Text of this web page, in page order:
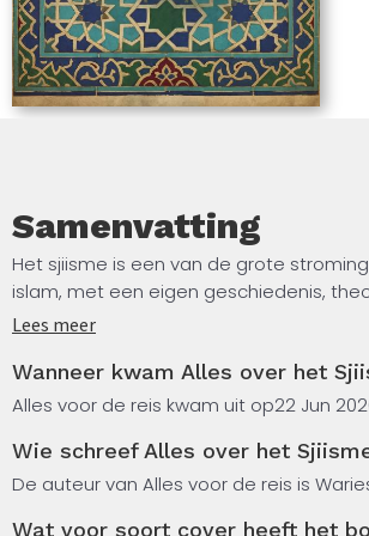
Samenvatting
Het sjiisme is een van de grote
islam, met een eigen geschiedenis,
traditie die zich over eeuwen hebben
vroege scheiding met het soennisme
van de imams in het sjiitische geloof. Je
Asjoera, en de verspreiding van het
Iran, Irak en Libanon.
Lees meer
Wanneer kwam Alles over het
Alles voor de reis kwam uit op22 Jun
Wie schreef Alles over het
De auteur van Alles voor de reis is
Wat voor soort cover heeft het